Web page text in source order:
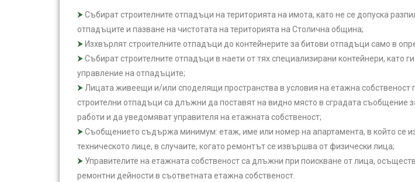
Събират строителните отпадъци на територията на имота, като не се допуска
отпадъците и пазване на чистотата на територията на Столична община;
Изхвърлят строителните отпадъци до контейнерите за битови отпадъци само в
Събират строителните отпадъци в наети от тях специализирани контейнери,
управление на отпадъците;
Лицата живеещи и/или споделящи пространства в условия на етажна
строителни отпадъци са длъжни да поставят на видно място в сградата
работи и да уведомяват управителя на етажната собственост;
Съобщението съдържа минимум: етаж, име или номер на апартамента, в който се
техническото лице, в случаите, когато ремонтът се извършва от физически лица;
Управителите на етажната собственост са длъжни при поискване от лица,
ремонтни дейности в съответната етажна собственост.